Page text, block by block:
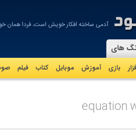
آدمی ساخته افکار خویش است، فردا همان
بازی آموزش موبايل کتاب فیلم
های